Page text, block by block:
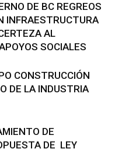
DE BC REGREOS
INFRAESTRUCTURA
AL
SOCIALES
CONSTRUCCIÓN
DE LA INDUSTRIA
DE
DE LEY